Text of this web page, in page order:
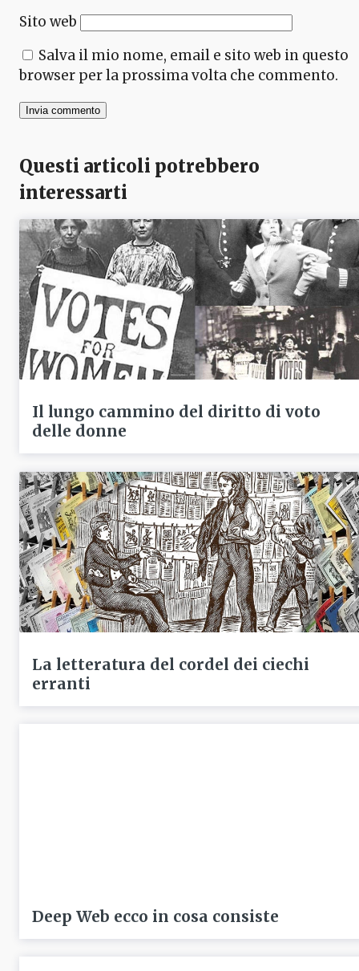
Sito web
Salva il mio nome, email e sito web in questo
browser per la prossima volta che commento.
Questi articoli potrebbero
interessarti
Il lungo cammino del diritto di voto
delle donne
La letteratura del cordel dei ciechi
erranti
Deep Web ecco in cosa consiste